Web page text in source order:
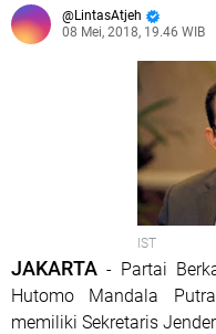
LintasAtjeh
08 Mei, 2018, 19.46 WIB
IST
JAKARTA - Partai
Hutomo Mandala
memiliki Sekretaris